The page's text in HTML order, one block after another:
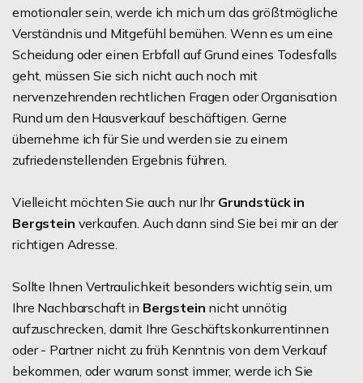
emotionaler sein, werde ich mich um das größtmögliche
Verständnis und Mitgefühl bemühen. Wenn es um eine
Scheidung oder einen Erbfall auf Grund eines Todesfalls
geht, müssen Sie sich nicht auch noch mit
nervenzehrenden rechtlichen Fragen oder Organisation
Rund um den Hausverkauf beschäftigen. Gerne
übernehme ich für Sie und werden sie zu einem
zufriedenstellenden Ergebnis führen.
Vielleicht möchten Sie auch nur Ihr Grundstück in
Bergstein verkaufen. Auch dann sind Sie bei mir an der
richtigen Adresse.
Sollte Ihnen Vertraulichkeit besonders wichtig sein, um
Ihre Nachbarschaft in Bergstein nicht unnötig
aufzuschrecken, damit Ihre Geschäftskonkurrentinnen
oder - Partner nicht zu früh Kenntnis von dem Verkauf
bekommen, oder warum sonst immer, werde ich Sie